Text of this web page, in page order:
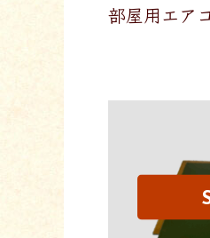
部屋用エア